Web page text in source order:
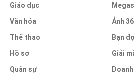
Giáo dục
Văn hóa
Thể thao
Hồ sơ
Quân sự
Ảnh
Bạn
Giải